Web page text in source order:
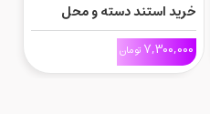
خرید استند دسته و محل
نگهداری بازی برنده Dobe
مدله دو ردیف
7,300,000 تومان